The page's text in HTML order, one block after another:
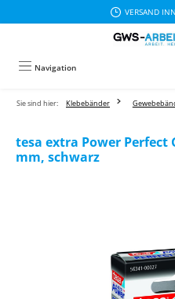
VERSAND
Navigation
Sie sind hier: Klebebänder
tesa extra Power Perfect
mm, schwarz